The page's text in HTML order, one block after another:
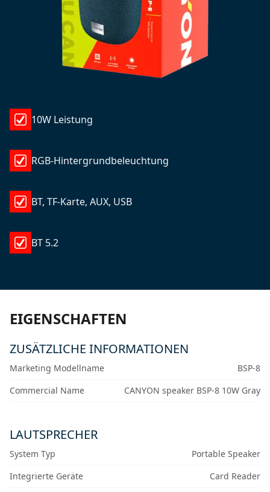
10W Leistung
RGB-Hintergrundbeleuchtung
BT, TF-Karte, AUX, USB
BT 5.2
EIGENSCHAFTEN
ZUSÄTZLICHE INFORMATIONEN
Marketing Modellname
BSP-8
Commercial Name
CANYON speaker BSP-8 10W Gray
LAUTSPRECHER
System Typ
Portable Speaker
Integrierte Geräte
Card Reader